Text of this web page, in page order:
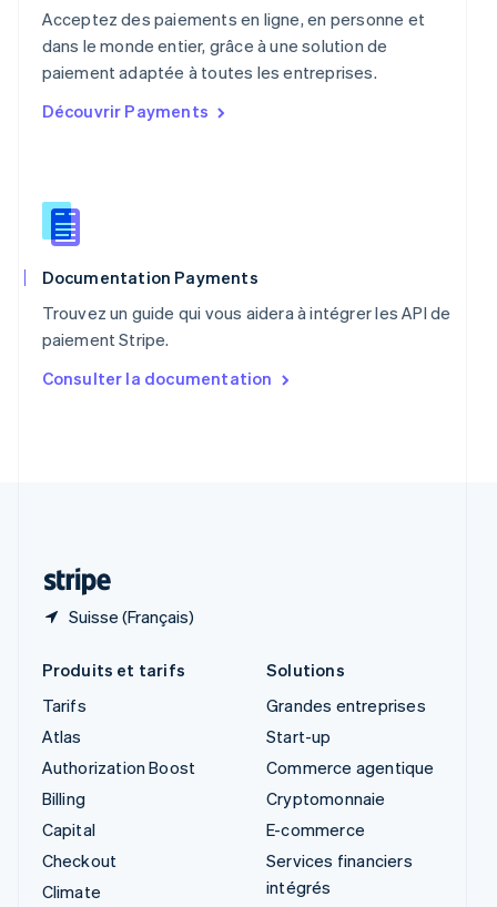
Acceptez des paiements en ligne, en personne et
dans le monde entier, grâce à une solution de
paiement adaptée à toutes les entreprises.
Découvrir Payments
Documentation Payments
Trouvez un guide qui vous aidera à intégrer les API de
paiement Stripe.
Consulter la documentation
Suisse (Français)
NederlandsEnglish
Pologne
English
PortuguêsEnglish
English
Roumanie
Royaume-Uni
Singapour
English简体中文
English
Produits et tarifs
Tarifs
Atlas
Authorization Boost
Billing
Capital
Checkout
Climate
Solutions
Grandes entreprises
Start-up
Commerce agentique
Cryptomonnaie
E-commerce
Services financiers
intégrés